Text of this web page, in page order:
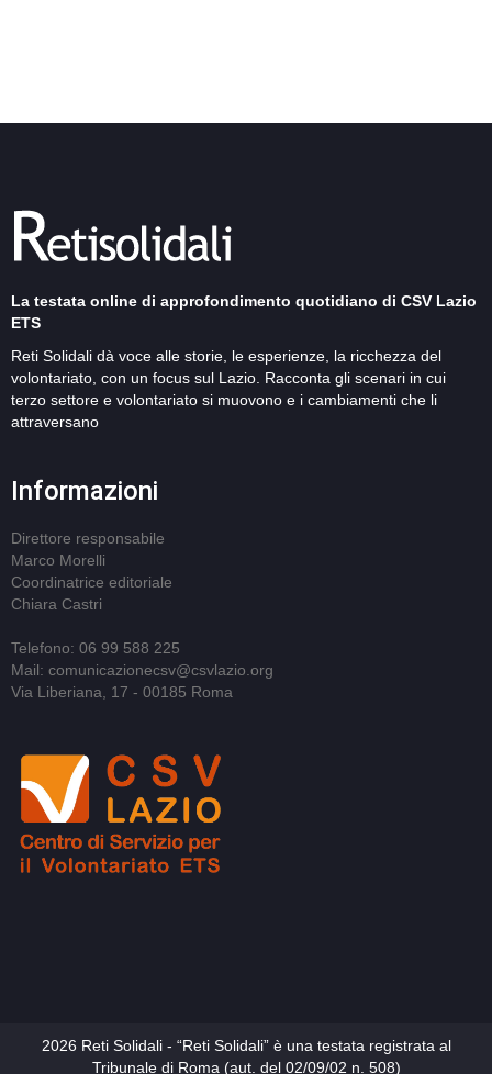
La testata online di approfondimento quotidiano di CSV Lazio
ETS
Reti Solidali dà voce alle storie, le esperienze, la ricchezza del
volontariato, con un focus sul Lazio. Racconta gli scenari in cui
terzo settore e volontariato si muovono e i cambiamenti che li
attraversano
Informazioni
Direttore responsabile
Marco Morelli
Coordinatrice editoriale
Chiara Castri
Telefono: 06 99 588 225
Mail: comunicazionecsv@csvlazio.org
Via Liberiana, 17 - 00185 Roma
2026 Reti Solidali - “Reti Solidali” è una testata registrata al
Tribunale di Roma (aut. del 02/09/02 n. 508)